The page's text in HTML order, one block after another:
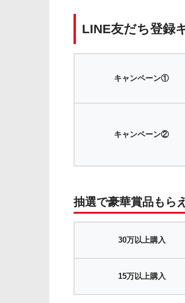
LINE友だち登録
キャンペーン①
キャンペーン②
抽選で豪華賞品もら
30万以上購入
15万以上購入